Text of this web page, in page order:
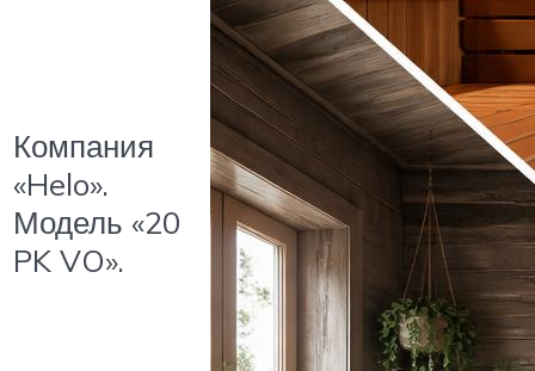
Компания
«Helo».
Модель «20
PK VO».